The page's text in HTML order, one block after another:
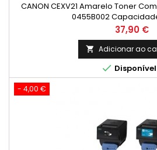
CANON CEXV21 Amarelo Toner
0455B002
Preço
37,90 €
 Adicionar ao
 Disponível
- 4,00 €